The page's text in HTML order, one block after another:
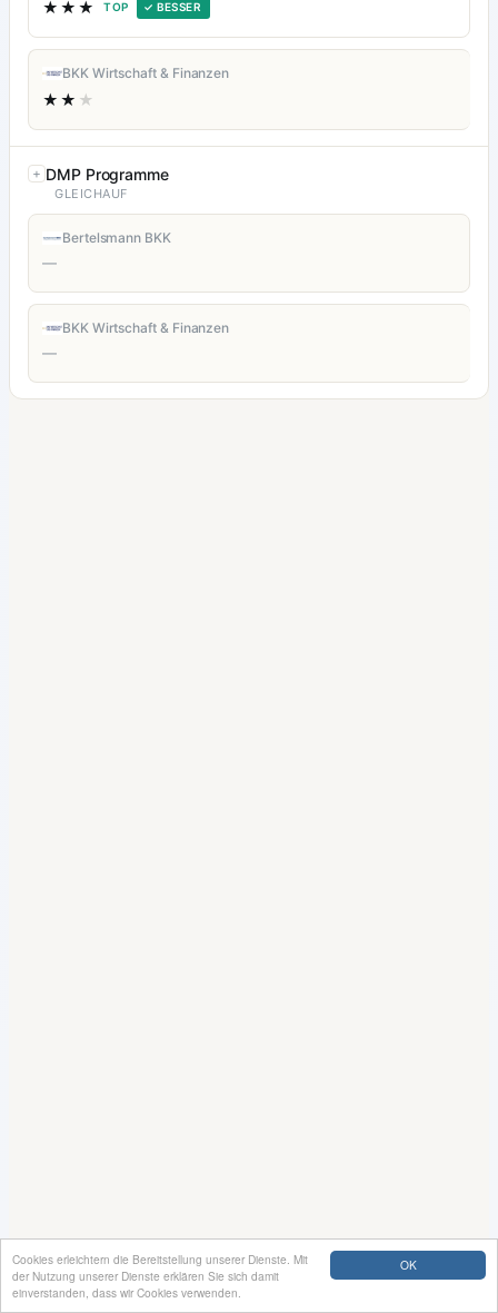
OK
Cookies erleichtern die Bereitstellung unserer Dienste. Mit
der Nutzung unserer Dienste erklären Sie sich damit
einverstanden, dass wir Cookies verwenden.
★★★ TOP ✓ BESSER
BKK Wirtschaft & Finanzen
★★ ★
DMP Programme
GLEICHAUF
Bertelsmann BKK
—
BKK Wirtschaft & Finanzen
—